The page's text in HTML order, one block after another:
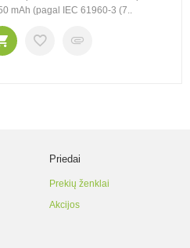
mAh (pagal IEC 61960-3 (7..
Priedai
Prekių ženklai
Akcijos